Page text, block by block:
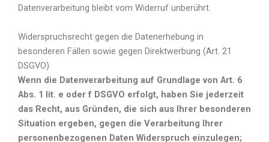
Datenverarbeitung bleibt vom Widerruf unberührt.
Widerspruchsrecht gegen die Datenerhebung in
besonderen Fällen sowie gegen Direktwerbung (Art. 21
DSGVO)
Wenn die Datenverarbeitung auf Grundlage von Art. 6
Abs. 1 lit. e oder f DSGVO erfolgt, haben Sie jederzeit
das Recht, aus Gründen, die sich aus Ihrer besonderen
Situation ergeben, gegen die Verarbeitung Ihrer
personenbezogenen Daten Widerspruch einzulegen;